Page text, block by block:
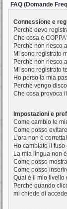
FAQ (Domande
Connessione e
Perché devo
Che cosa è
Perché non riesco
Mi sono registrato
Perché non riesco
Mi sono registrato
Ho perso la mia
Perché vengo
Che cosa provoca
Impostazioni e
Come cambio le
Come posso
L’ora non è corretta!
Ho cambiato il fuso
La mia lingua non
Come posso
Come posso
Qual è il mio livello
Perché quando
mi chiede di